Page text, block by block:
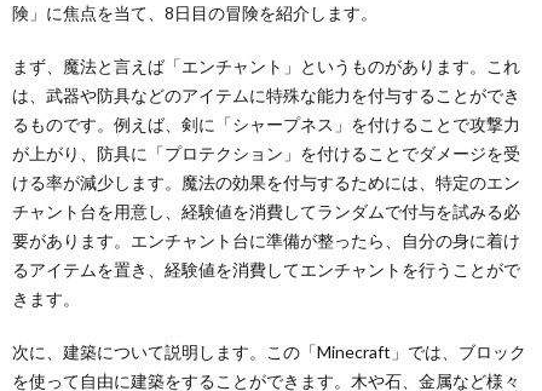
険」に焦点を当て、8日目の冒険を紹介します。
まず、魔法と言えば「エンチャント」というものがあります。これ
は、武器や防具などのアイテムに特殊な能力を付与することができ
るものです。例えば、剣に「シャープネス」を付けることで攻撃力
が上がり、防具に「プロテクション」を付けることでダメージを受
ける率が減少します。魔法の効果を付与するためには、特定のエン
チャント台を用意し、経験値を消費してランダムで付与を試みる必
要があります。エンチャント台に準備が整ったら、自分の身に着け
るアイテムを置き、経験値を消費してエンチャントを行うことがで
きます。
次に、建築について説明します。この「Minecraft」では、ブロック
を使って自由に建築をすることができます。木や石、金属など様々